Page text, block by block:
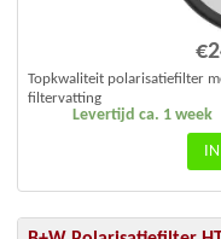
€
Levertijd ca. 1 week
Topkwaliteit polarisatiefilter
filtervatting